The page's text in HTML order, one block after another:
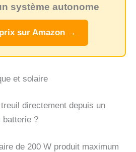
système autonome
sur Amazon →
et solaire
directement depuis un
batterie ?
de 200 W produit maximum